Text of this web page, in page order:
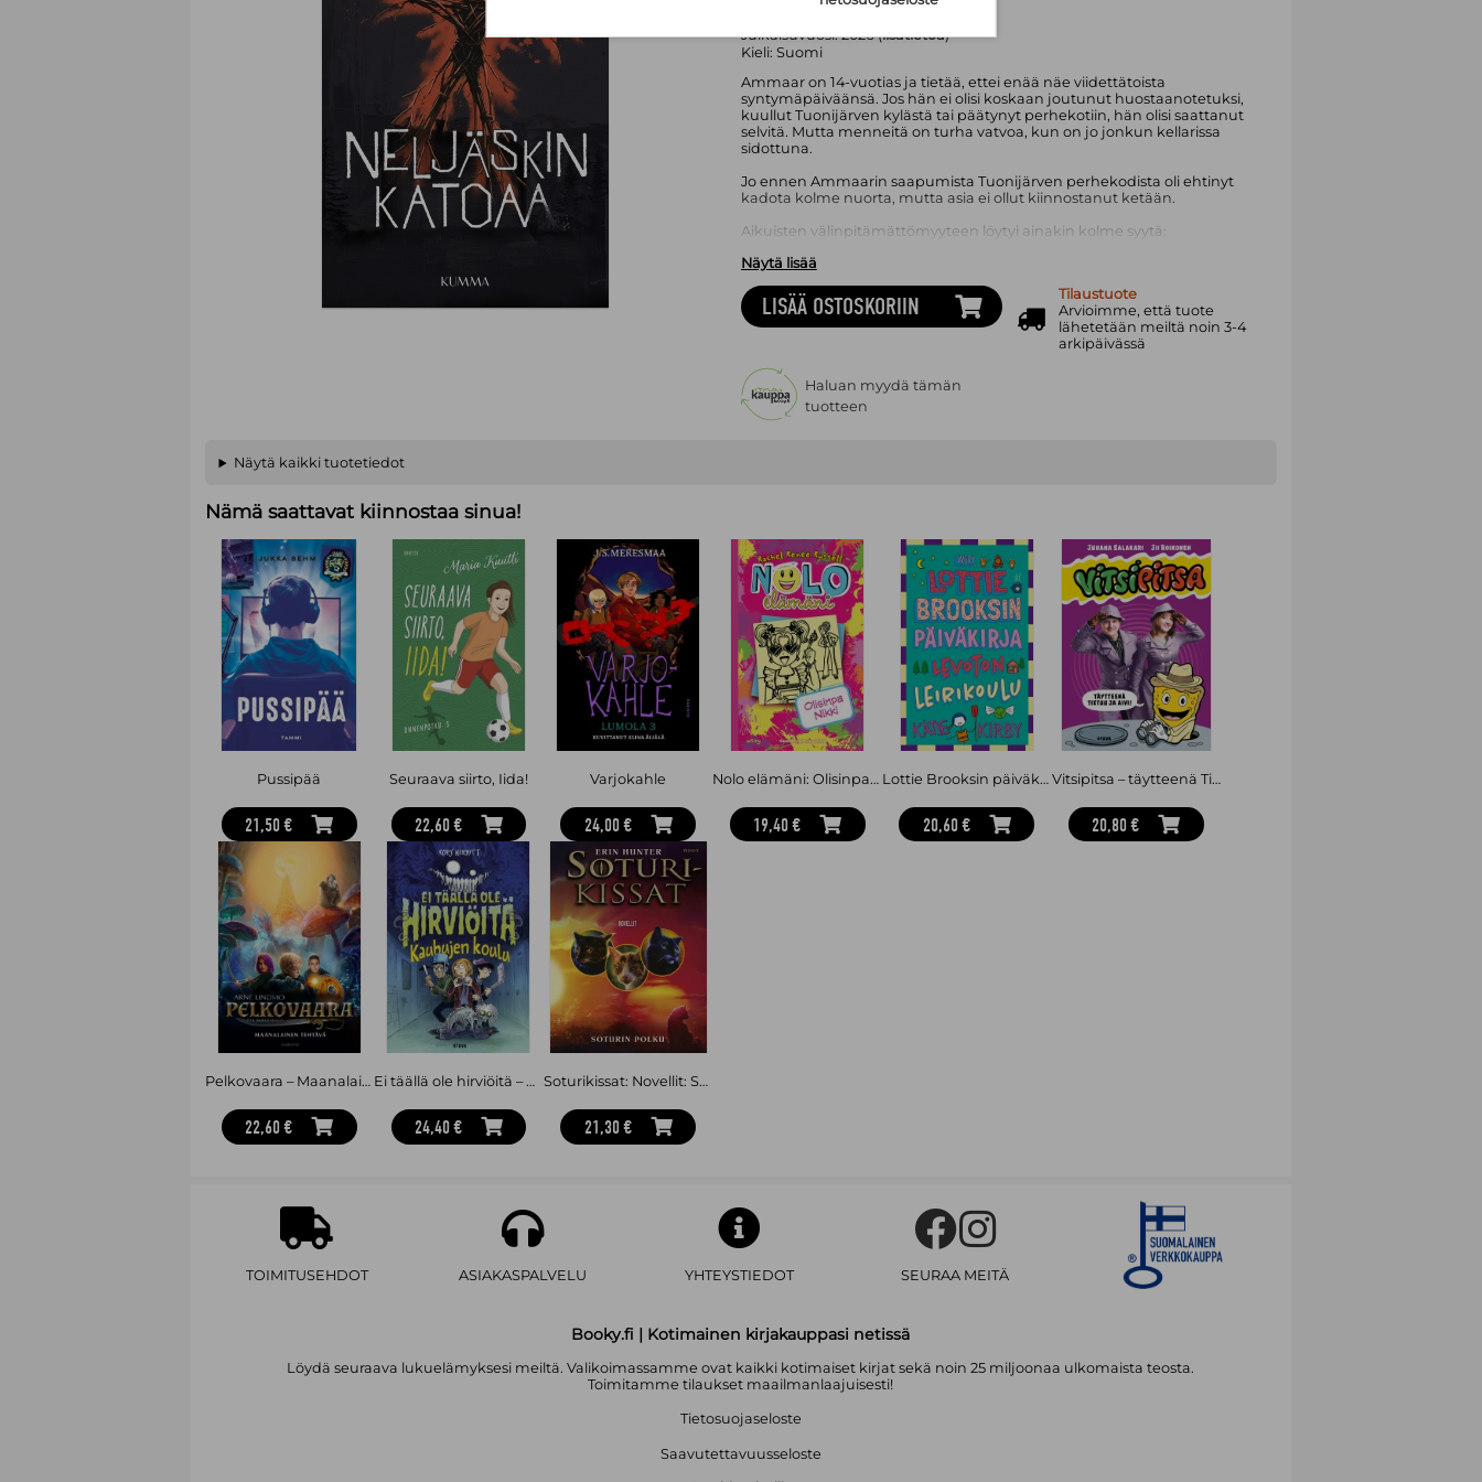
Julkaisuvuosi:2026 (lisätietoa)
Kieli: Suomi
Ammaar on 14-vuotias ja tietää, ettei enää näe viidettätoista
syntymäpäiväänsä. Jos hän ei olisi koskaan joutunut huostaanotetuksi,
kuullut Tuonijärven kylästä tai päätynyt perhekotiin, hän olisi saattanut
selvitä. Mutta menneitä on turha vatvoa, kun on jo jonkun kellarissa
sidottuna.
Jo ennen Ammaarin saapumista Tuonijärven perhekodista oli ehtinyt
kadota kolme nuorta, mutta asia ei ollut kiinnostanut ketään.
Aikuisten välinpitämättömyyteen löytyi ainakin kolme syytä:
1. Kadonneet olivat poikia eivätkä tyttöjä.
3. He olivat juuri niitä nuoria, joista aikuiset eivät muutenkaan jaksaneet
välittää.
Ammaar ei kuitenkaan ollut välinpitämätön. Hän ei ollut antanut asian
Neljäskin katoaa on veret seisauttava rikosmysteeri, jossa kaksi nuorta
pääsee karmean rikoksen jäljille. Johtolankoja tutkiessaan Ammaar ja
kirjaa jatkuvasti kesken. Neljäskin katoaa on Klingbergin ensimmäinen
nuortenkirja.
Suositusikä 11+,
Näytä lisää
LISÄÄ OSTOSKORIIN
Tilaustuote
Arvioimme, että tuote
lähetetään meiltä noin 3-4
arkipäivässä
Haluan myydä tämän
tuotteen
Näytä kaikki tuotetiedot
Nämä saattavat kiinnostaa sinua!
Pussipää
21,50 €
Seuraava siirto, Iida!
22,60 €
Varjokahle
24,00 €
Nolo elämäni: Olisinpa Nikki
19,40 €
Lottie Brooksin päiväkirja: Levoton leirikoulu
20,60 €
Vitsipitsa – täytteenä Tixtuu ja Aivi
20,80 €
Pelkovaara – Maanalainen tehtävä
22,60 €
Ei täällä ole hirviöitä – Kauhujen koulu
24,40 €
Soturikissat: Novellit: Soturin polku
21,30 €
TOIMITUSEHDOT ASIAKASPALVELU YHTEYSTIEDOT SEURAA MEITÄ
Booky.fi | Kotimainen kirjakauppasi netissä
Löydä seuraava lukuelämyksesi meiltä. Valikoimassamme ovat kaikki kotimaiset kirjat sekä noin 25 miljoonaa ulkomaista teosta.
Toimitamme tilaukset maailmanlaajuisesti!
Tietosuojaseloste
Saavutettavuusseloste